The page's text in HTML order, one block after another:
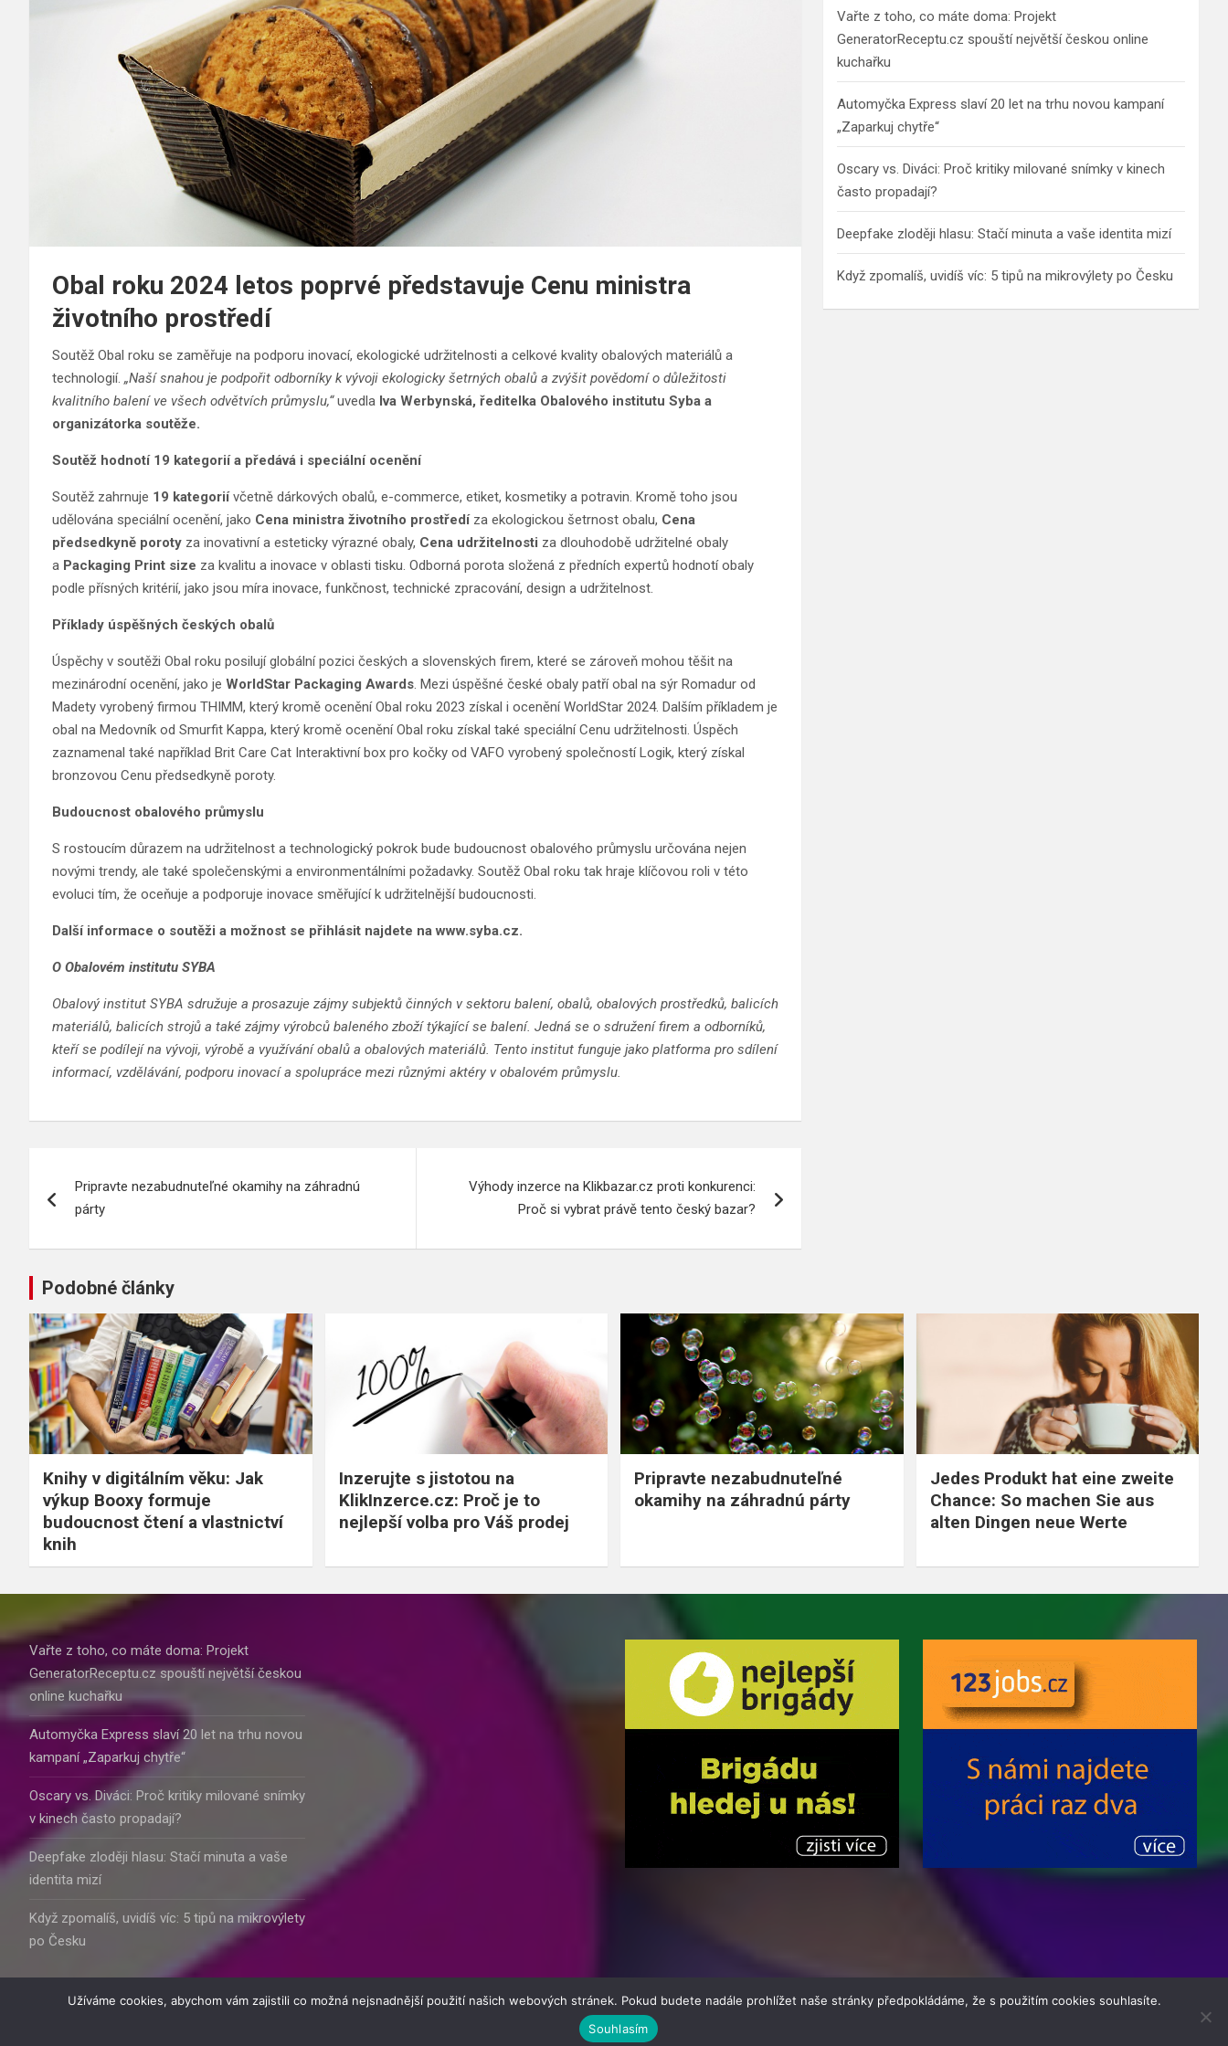
Obal roku 2024 letos poprvé představuje Cenu ministra
životního prostředí
Soutěž Obal roku se zaměřuje na podporu inovací, ekologické udržitelnosti a celkové kvality obalových materiálů a
technologií. „Naší snahou je podpořit odborníky k vývoji ekologicky šetrných obalů a zvýšit povědomí o důležitosti
kvalitního balení ve všech odvětvích průmyslu,“uvedla Iva Werbynská, ředitelka Obalového institutu Syba a
organizátorka soutěže.
Soutěž hodnotí 19 kategorií a předává i speciální ocenění
Soutěž zahrnuje 19 kategoriívčetně dárkových obalů, e-commerce, etiket, kosmetiky a potravin. Kromě toho jsou
udělována speciální ocenění, jako Cena ministra životního prostředíza ekologickou šetrnost obalu, Cena
předsedkyně poroty za inovativní a esteticky výrazné obaly, Cena udržitelnosti za dlouhodobě udržitelné obaly
a Packaging Print size za kvalitu a inovace v oblasti tisku. Odborná porota složená z předních expertů hodnotí obaly
podle přísných kritérií, jako jsou míra inovace, funkčnost, technické zpracování, design a udržitelnost.
Příklady úspěšných českých obalů
Úspěchy v soutěži Obal roku posilují globální pozici českých a slovenských firem, které se zároveň mohou těšit na
mezinárodní ocenění, jako je WorldStar Packaging Awards. Mezi úspěšné české obaly patří obal na sýr Romadur od
Madety vyrobený firmou THIMM, který kromě ocenění Obal roku 2023 získal i ocenění WorldStar 2024. Dalším příkladem je
obal na Medovník od Smurfit Kappa, který kromě ocenění Obal roku získal také speciální Cenu udržitelnosti. Úspěch
zaznamenal také například Brit Care Cat Interaktivní box pro kočky od VAFO vyrobený společností Logik, který získal
bronzovou Cenu předsedkyně poroty.
Budoucnost obalového průmyslu
S rostoucím důrazem na udržitelnost a technologický pokrok bude budoucnost obalového průmyslu určována nejen
novými trendy, ale také společenskými a environmentálními požadavky. Soutěž Obal roku tak hraje klíčovou roli v této
evoluci tím, že oceňuje a podporuje inovace směřující k udržitelnější budoucnosti.
Další informace o soutěži a možnost se přihlásit najdete na www.syba.cz.
O Obalovém institutu SYBA
Obalový institut SYBA sdružuje a prosazuje zájmy subjektů činných v sektoru balení, obalů, obalových prostředků, balicích
materiálů, balicích strojů a také zájmy výrobců baleného zboží týkající se balení. Jedná se o sdružení firem a odborníků,
kteří se podílejí na vývoji, výrobě a využívání obalů a obalových materiálů. Tento institut funguje jako platforma pro sdílení
informací, vzdělávání, podporu inovací a spolupráce mezi různými aktéry v obalovém průmyslu.
pro
příspěvek
Pripravte nezabudnuteľné okamihy na záhradnú
párty
Výhody inzerce na Klikbazar.cz proti konkurenci:
Proč si vybrat právě tento český bazar?
Vařte z toho, co máte doma: Projekt
GeneratorReceptu.cz spouští největší českou online
kuchařku
Automyčka Express slaví 20 let na trhu novou kampaní
„Zaparkuj chytře“
Oscary vs. Diváci: Proč kritiky milované snímky v kinech
často propadají?
Deepfake zloději hlasu: Stačí minuta a vaše identita mizí
Když zpomalíš, uvidíš víc: 5 tipů na mikrovýlety po Česku
Podobné články
Knihy v digitálním věku: Jak
výkup Booxy formuje
budoucnost čtení a vlastnictví
knih
Inzerujte s jistotou na
KlikInzerce.cz: Proč je to
nejlepší volba pro Váš prodej
Pripravte nezabudnuteľné
okamihy na záhradnú párty
Jedes Produkt hat eine zweite
Chance: So machen Sie aus
alten Dingen neue Werte
Vařte z toho, co máte doma: Projekt
GeneratorReceptu.cz spouští největší českou
online kuchařku
Automyčka Express slaví 20 let na trhu novou
kampaní „Zaparkuj chytře“
Oscary vs. Diváci: Proč kritiky milované snímky
v kinech často propadají?
Deepfake zloději hlasu: Stačí minuta a vaše
identita mizí
Když zpomalíš, uvidíš víc: 5 tipů na mikrovýlety
po Česku
© 2016 - 2025 Informatik24.cz | člen skupiny 123jobs Media | Všechna práva vyhrazena | Theme by
Užíváme cookies, abychom vám zajistili co možná nejsnadnější použití našich webových stránek. Pokud budete nadále prohlížet naše stránky předpokládáme, že s použitím cookies souhlasíte.
Souhlasím